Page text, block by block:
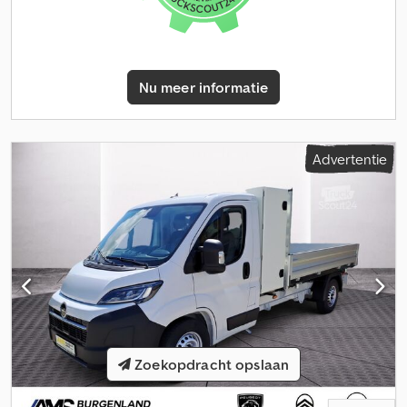
Nu meer informatie
Advertentie
Zoekopdracht opslaan